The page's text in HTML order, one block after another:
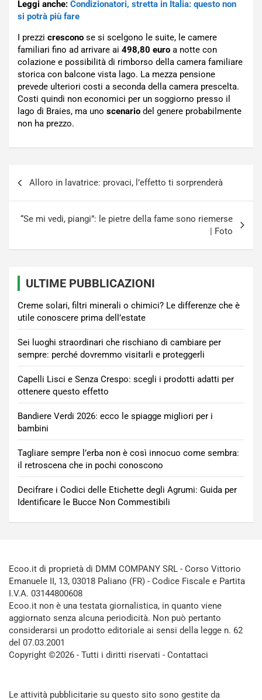
Leggi anche: Condizionatori, stretta in Italia: questo non
si potrà più fare
I prezzi crescono se si scelgono le suite, le camere
familiari fino ad arrivare ai 498,80 euro a notte con
colazione e possibilità di rimborso della camera familiare
storica con balcone vista lago. La mezza pensione
prevede ulteriori costi a seconda della camera prescelta.
Costi quindi non economici per un soggiorno presso il
lago di Braies, ma uno scenario del genere probabilmente
non ha prezzo.
Alloro in lavatrice: provaci, l’effetto ti sorprenderà
“Se mi vedi, piangi”: le pietre della fame sono riemerse
| Foto
ULTIME PUBBLICAZIONI
Creme solari, filtri minerali o chimici? Le differenze che è
utile conoscere prima dell’estate
Sei luoghi straordinari che rischiano di cambiare per
sempre: perché dovremmo visitarli e proteggerli
Capelli Lisci e Senza Crespo: scegli i prodotti adatti per
ottenere questo effetto
Bandiere Verdi 2026: ecco le spiagge migliori per i
bambini
Tagliare sempre l’erba non è così innocuo come sembra:
il retroscena che in pochi conoscono
Decifrare i Codici delle Etichette degli Agrumi: Guida per
Identificare le Bucce Non Commestibili
Ecoo.it di proprietà di DMM COMPANY SRL - Corso Vittorio
Emanuele II, 13, 03018 Paliano (FR) - Codice Fiscale e Partita
I.V.A. 03144800608
Ecoo.it non è una testata giornalistica, in quanto viene
aggiornato senza alcuna periodicità. Non può pertanto
considerarsi un prodotto editoriale ai sensi della legge n. 62
del 07.03.2001
Copyright ©2026 - Tutti i diritti riservati - Contattaci
Le attività pubblicitarie su questo sito sono gestite da